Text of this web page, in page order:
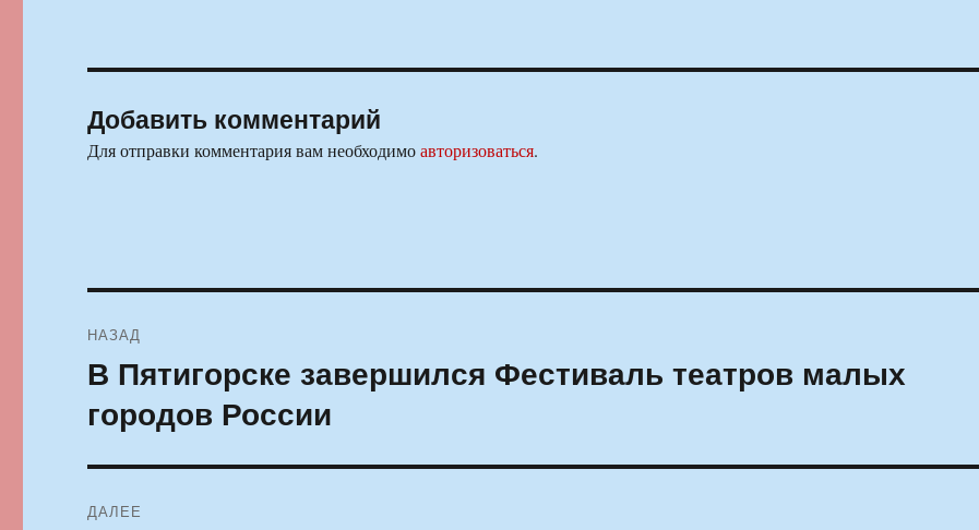
Добавить комментарий
Для отправки комментария вам необходимоавторизоваться.
по
записям
НАЗАД
Предыдущая
В Пятигорске завершился Фестиваль театров малых
городов России
ДАЛЕЕ